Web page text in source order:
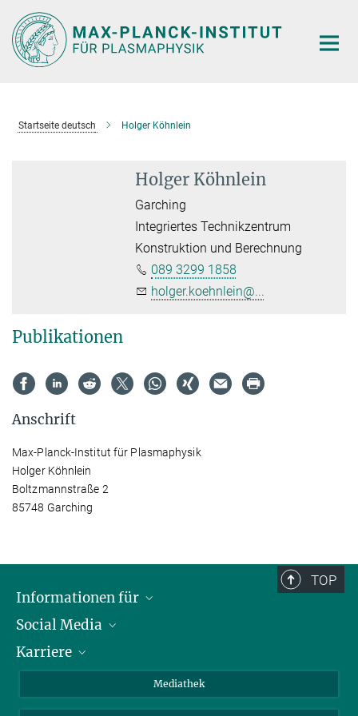
Hauptinhalt
Startseite deutsch Holger Köhnlein
Holger Köhnlein
Garching
Integriertes Technikzentrum
Konstruktion und Berechnung
089 3299 1858
holger.koehnlein@...
Publikationen
Anschrift
Max-Planck-Institut für Plasmaphysik
Holger Köhnlein
Boltzmannstraße 2
85748 Garching
TOP
Informationen für
Journalisten
Schule
Social Media
LinkedIn
Karriere
Mediathek